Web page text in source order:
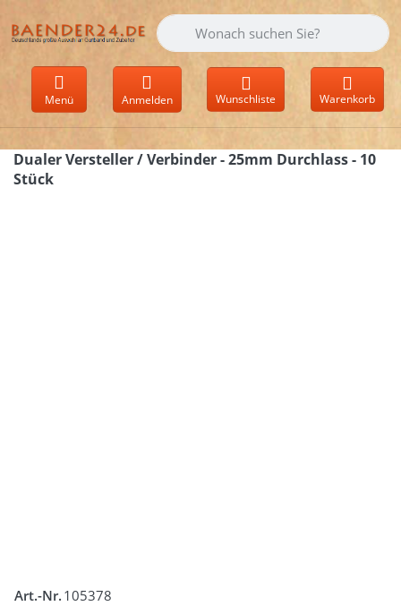
Geben Sie einen Suchbegriff ein.
Menü Anmelden Wunschliste Warenkorb
Dualer Versteller / Verbinder - 25mm Durchlass - 10
Stück
Art.-Nr. 105378